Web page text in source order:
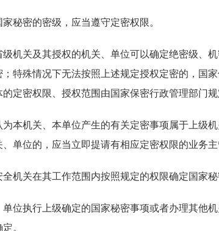
秘密的密级，应当遵守定密权限。
级机关及其授权的机关、单位可以确定绝密级、
特殊情况下无法按照上述规定授权定密的，国
定密权限、授权范围由国家保密行政管理部门规
本机关、本单位产生的有关定密事项属于上级
单位的，应当立即提请有相应定密权限的业务
机关在其工作范围内按照规定的权限确定国家秘
位执行上级确定的国家秘密事项或者办理其他
。